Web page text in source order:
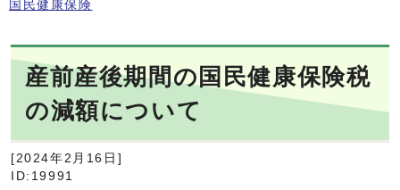
国民健康保険
産前産後期間の国民健康保険税
の減額について
[2024年2月16日]
ID:19991